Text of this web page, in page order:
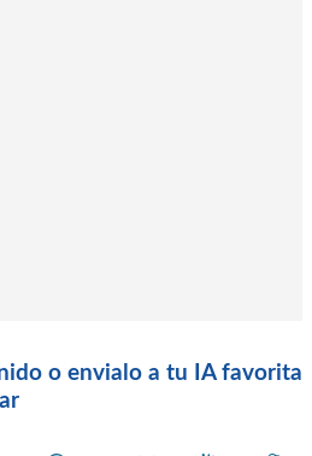
o envialo a tu IA favorita